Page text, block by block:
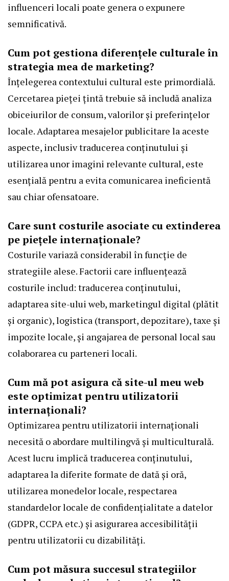
influenceri locali poate genera o expunere
semnificativă.
Cum pot gestiona diferențele culturale în
strategia mea de marketing?
Înțelegerea contextului cultural este primordială.
Cercetarea pieței țintă trebuie să includă analiza
obiceiurilor de consum, valorilor și preferințelor
locale. Adaptarea mesajelor publicitare la aceste
aspecte, inclusiv traducerea conținutului și
utilizarea unor imagini relevante cultural, este
esențială pentru a evita comunicarea ineficientă
sau chiar ofensatoare.
Care sunt costurile asociate cu extinderea
pe piețele internaționale?
Costurile variază considerabil în funcție de
strategiile alese. Factorii care influențează
costurile includ: traducerea conținutului,
adaptarea site-ului web, marketingul digital (plătit
și organic), logistica (transport, depozitare), taxe și
impozite locale, și angajarea de personal local sau
colaborarea cu parteneri locali.
Cum mă pot asigura că site-ul meu web
este optimizat pentru utilizatorii
internaționali?
Optimizarea pentru utilizatorii internaționali
necesită o abordare multilingvă și multiculturală.
Acest lucru implică traducerea conținutului,
adaptarea la diferite formate de dată și oră,
utilizarea monedelor locale, respectarea
standardelor locale de confidențialitate a datelor
(GDPR, CCPA etc.) și asigurarea accesibilității
pentru utilizatorii cu dizabilități.
Cum pot măsura succesul strategiilor